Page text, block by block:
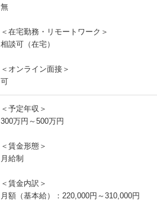
無
＜在宅勤務・リモートワーク＞
相談可（在宅）
＜オンライン面接＞
可
＜予定年収＞
300万円～500万円
＜賃金形態＞
月給制
＜賃金内訳＞
月額（基本給）：220,000円～310,000円